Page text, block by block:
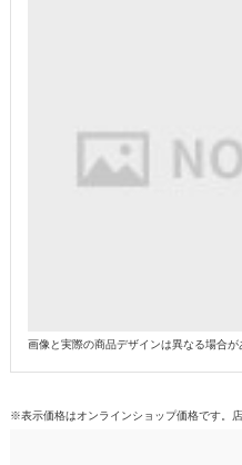
画像と実際の商品デザインは異なる場合が
※表示価格はオンラインショップ価格です。